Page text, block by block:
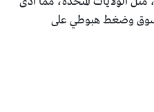
وضغط هبوطي على